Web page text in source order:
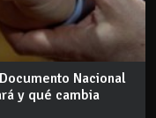
Nacional
y qué cambia